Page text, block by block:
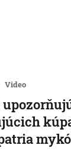
Video